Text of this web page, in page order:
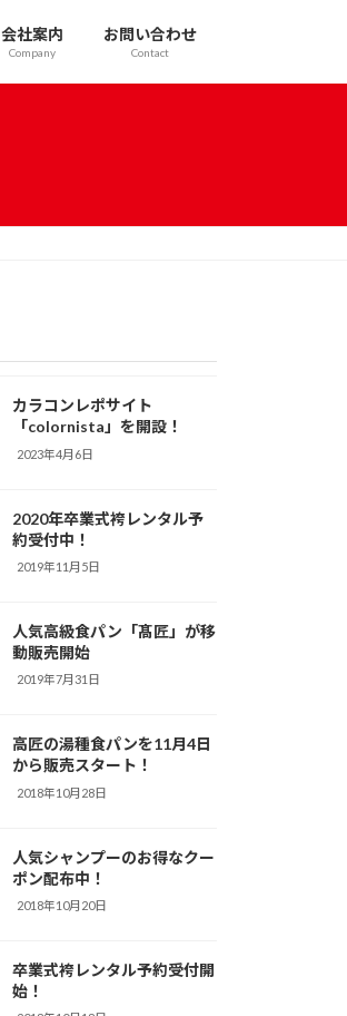
会社案内
Company
お問い合わせ
Contact
カラコンレポサイト
「colornista」を開設！
2023年4月6日
2020年卒業式袴レンタル予
約受付中！
2019年11月5日
人気高級食パン「髙匠」が移
動販売開始
2019年7月31日
高匠の湯種食パンを11月4日
から販売スタート！
2018年10月28日
人気シャンプーのお得なクー
ポン配布中！
2018年10月20日
卒業式袴レンタル予約受付開
始！